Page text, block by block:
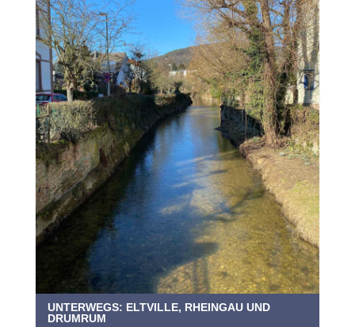
UNTERWEGS: ELTVILLE, RHEINGAU UND
DRUMRUM